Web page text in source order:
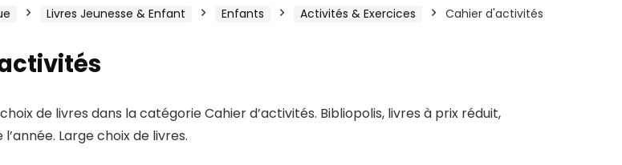
Livres Jeunesse & Enfant Enfants Activités & Exercices Cahier d'activités
de livres dans la catégorie Cahier d’activités. Bibliopolis, livres à prix réduit,
Large choix de livres.